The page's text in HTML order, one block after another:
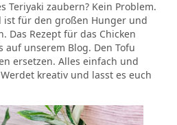
Teriyaki zaubern? Kein Problem.
ist für den großen Hunger und
Das Rezept für das Chicken
unserem Blog. Den Tofu
ersetzen. Alles einfach und
kreativ und lasst es euch